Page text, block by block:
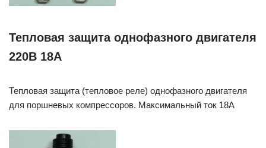
Тепловая защита однофазного двигателя
220В 18А
Тепловая защита (тепловое реле) однофазного двигателя
для поршневых компрессоров. Максимальный ток 18А